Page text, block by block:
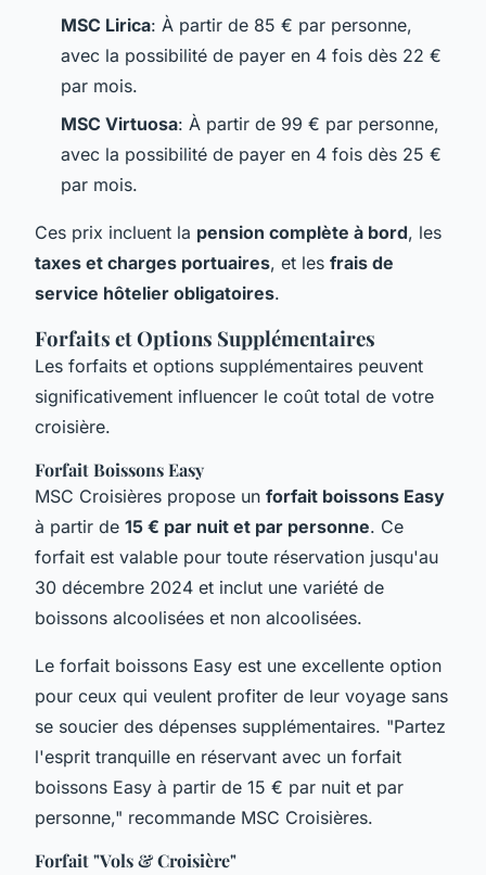
MSC Lirica: À partir de 85 € par personne,
avec la possibilité de payer en 4 fois dès 22 €
par mois.
MSC Virtuosa: À partir de 99 € par personne,
avec la possibilité de payer en 4 fois dès 25 €
par mois.
Ces prix incluent la pension complète à bord, les
taxes et charges portuaires, et les frais de
service hôtelier obligatoires.
Forfaits et Options Supplémentaires
Les forfaits et options supplémentaires peuvent
significativement influencer le coût total de votre
croisière.
Forfait Boissons Easy
MSC Croisières propose un forfait boissons Easy
à partir de 15 € par nuit et par personne. Ce
forfait est valable pour toute réservation jusqu'au
30 décembre 2024 et inclut une variété de
boissons alcoolisées et non alcoolisées.
Le forfait boissons Easy est une excellente option
pour ceux qui veulent profiter de leur voyage sans
se soucier des dépenses supplémentaires. "Partez
l'esprit tranquille en réservant avec un forfait
boissons Easy à partir de 15 € par nuit et par
personne," recommande MSC Croisières.
Forfait "Vols & Croisière"